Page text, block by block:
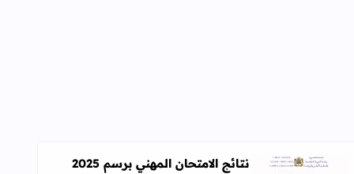
نتائج الامتحان المهني برسم 2025